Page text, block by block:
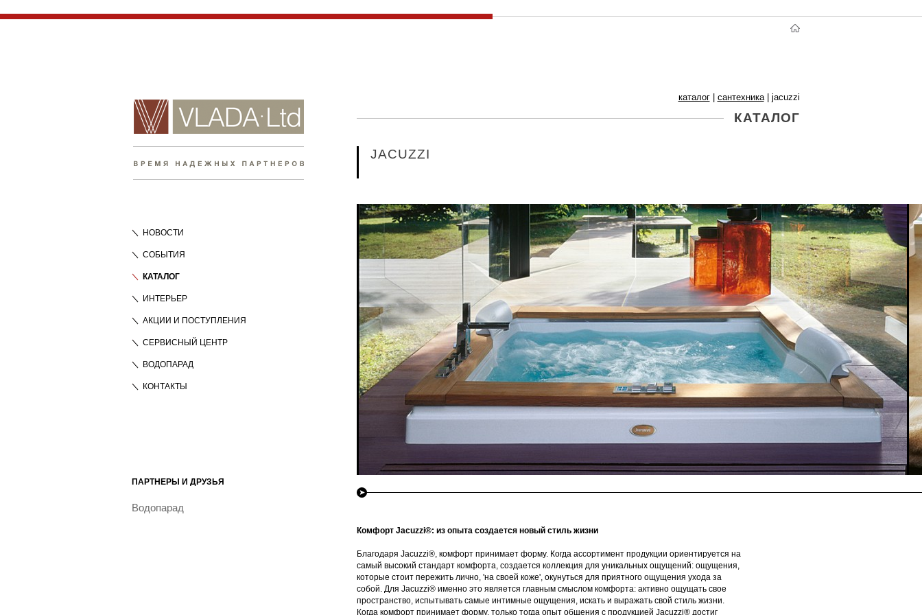
НОВОСТИ
СОБЫТИЯ
КАТАЛОГ
ИНТЕРЬЕР
АКЦИИ И ПОСТУПЛЕНИЯ
СЕРВИСНЫЙ ЦЕНТР
ВОДОПАРАД
КОНТАКТЫ
ПАРТНЕРЫ И ДРУЗЬЯ
Водопарад
каталог| сантехника| jacuzzi
КАТАЛОГ
JACUZZI
Комфорт Jacuzzi®: из опыта создается новый стиль жизни
Благодаря Jacuzzi®, комфорт принимает форму. Когда ассортимент продукции ориентируется на
самый высокий стандарт комфорта, создается коллекция для уникальных ощущений: ощущения,
которые стоит пережить лично, 'на своей коже', окунуться для приятного ощущения ухода за
собой. Для Jacuzzi® именно это является главным смыслом комфорта: активно ощущать свое
пространство, испытывать самые интимные ощущения, искать и выражать свой стиль жизни.
Когда комфорт принимает форму, только тогда опыт общения с продукцией Jacuzzi® достиг